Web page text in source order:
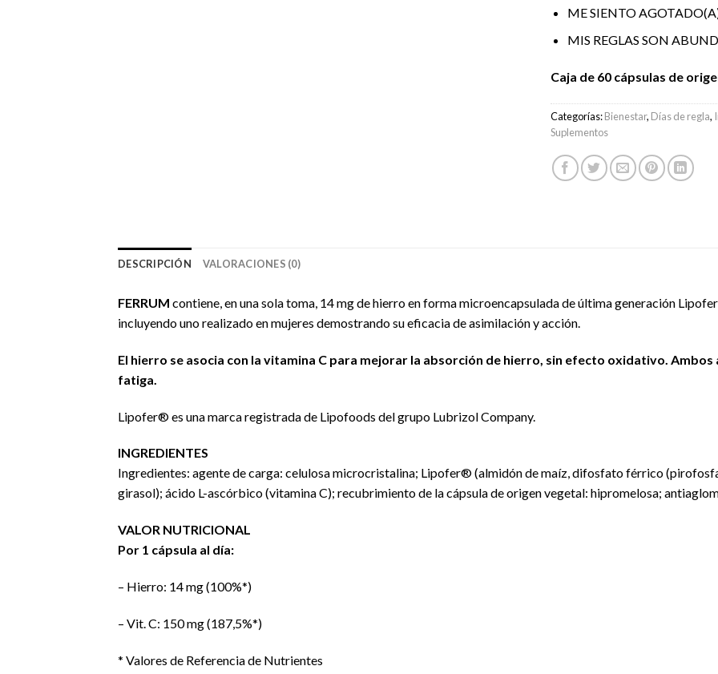
ME SIENTO
MIS REGLAS SON
Caja de 60 cápsulas de
Categorías:Bienestar, Días de regla,
Suplementos
DESCRIPCIÓN VALORACIONES (0)
FERRUM contiene, en una sola toma, 14 mg de hierro en forma microencapsulada de última generación
incluyendo uno realizado en mujeres demostrando su eficacia de asimilación y acción.
El hierro se asocia con la vitamina C para mejorar la absorción de hierro, sin efecto oxidativo. Ambos
fatiga.
Lipofer® es una marca registrada de Lipofoods del grupo Lubrizol Company.
INGREDIENTES
Ingredientes: agente de carga: celulosa microcristalina; Lipofer® (almidón de maíz, difosfato férrico
girasol); ácido L-ascórbico (vitamina C); recubrimiento de la cápsula de origen vegetal: hipromelosa;
VALOR NUTRICIONAL
Por 1 cápsula al día:
– Hierro: 14 mg (100%*)
– Vit. C: 150 mg (187,5%*)
* Valores de Referencia de Nutrientes